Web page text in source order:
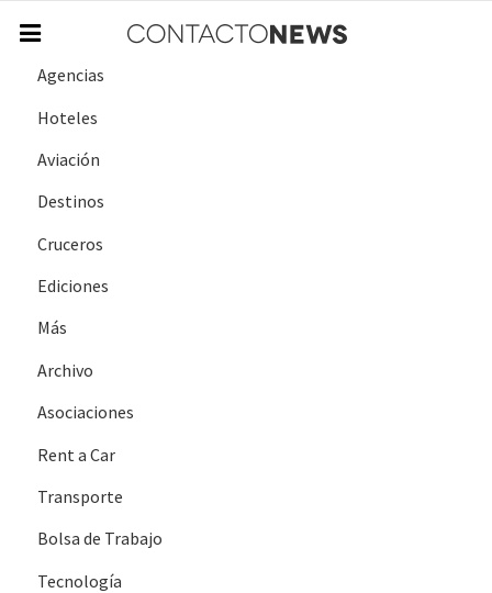
Agencias
Hoteles
Aviación
Destinos
Cruceros
Ediciones
Más
Archivo
Asociaciones
Rent a Car
Transporte
Bolsa de Trabajo
Tecnología